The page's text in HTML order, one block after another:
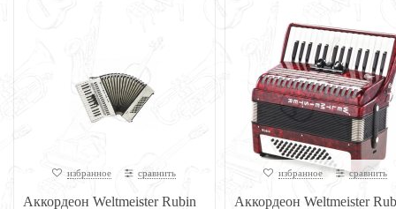
избранное сравнить
Аккордеон Weltmeister Rubin
избранное сравнить
Аккордеон Weltmeister